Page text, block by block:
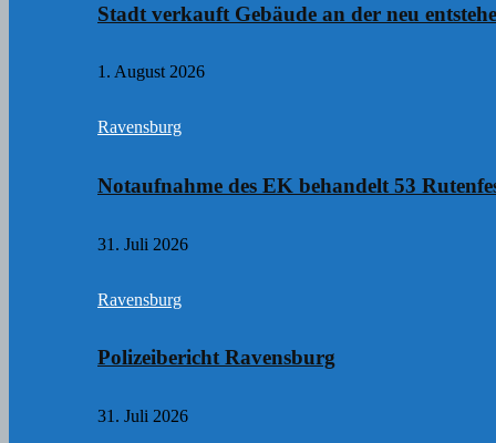
Stadt verkauft Gebäude an der neu
1. August 2026
Ravensburg
Notaufnahme des EK behandelt 53
31. Juli 2026
Ravensburg
Polizeibericht Ravensburg
31. Juli 2026